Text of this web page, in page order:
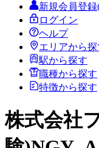
新規会員登
ログイン
ヘルプ
エリアから探
駅から探す
職種から探す
特徴から探す
株式会社